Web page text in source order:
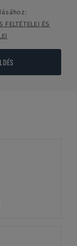
FELTÉTELEI ÉS